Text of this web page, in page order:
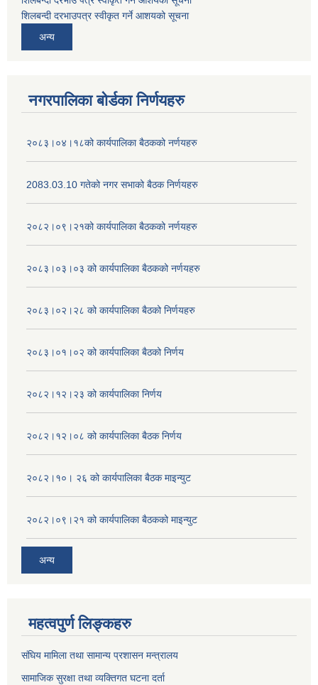
शिलबन्दी दरभाउपत्र स्वीकृत गर्ने आशयको सूचना
अन्य
नगरपालिका बोर्डका निर्णयहरु
२०८३।०४।१८को कार्यपालिका बैठकको नर्णयहरु
2083.03.10 गतेको नगर सभाको बैठक निर्णयहरु
२०८२।०९।२१को कार्यपालिका बैठकको नर्णयहरु
२०८३।०३।०३ को कार्यपालिका बैठकको नर्णयहरु
२०८३।०२।२८ को कार्यपालिका बैठको निर्णयहरु
२०८३।०१।०२ को कार्यपालिका बैठको निर्णय
२०८२।१२।२३ को कार्यपालिका निर्णय
२०८२।१२।०८ को कार्यपालिका बैठक निर्णय
२०८२।१०। २६ को कार्यपालिका बैठक माइन्युट
२०८२।०९।२१ को कार्यपालिका बैठकको माइन्युट
अन्य
महत्वपुर्ण लिङ्कहरु
संघिय मामिला तथा सामान्य प्रशासन मन्त्रालय
सामाजिक सुरक्षा तथा व्यक्तिगत घटना दर्ता